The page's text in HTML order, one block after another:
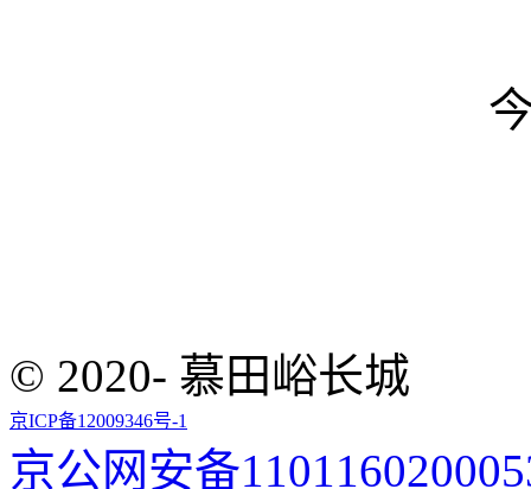
© 2020- 慕田峪长城
京ICP备12009346号-1
京公网安备